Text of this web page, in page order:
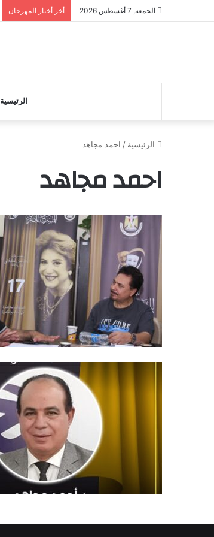
الجمعة, 7 أغسطس 2026 أخر أخبار المهرجان
الرئيسية
الرئيسية / احمد مجاهد
احمد مجاهد